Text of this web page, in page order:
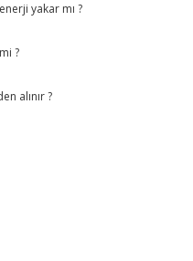
yakar mı ?
?
alınır ?